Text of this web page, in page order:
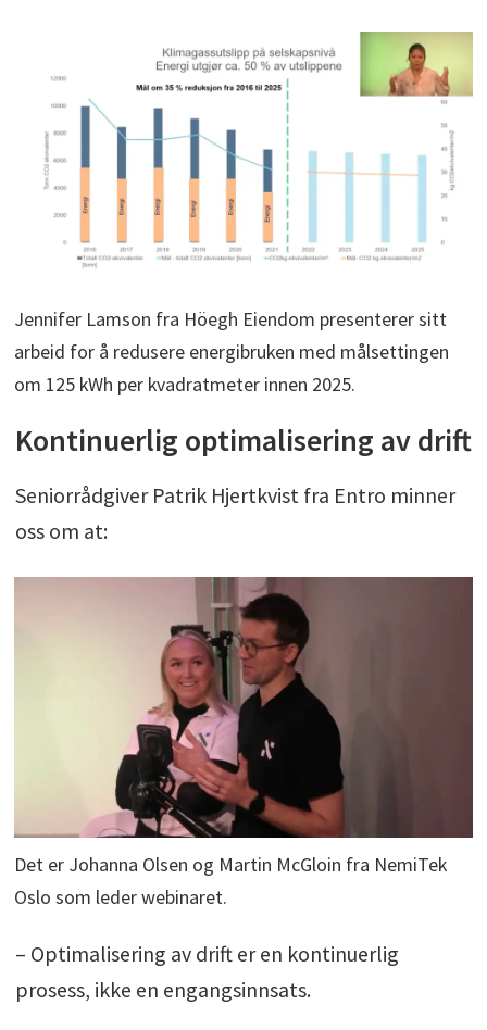
Jennifer Lamson fra Höegh Eiendom presenterer sitt
arbeid for å redusere energibruken med målsettingen
om 125 kWh per kvadratmeter innen 2025.
Kontinuerlig optimalisering av drift
Seniorrådgiver Patrik Hjertkvist fra Entro minner
oss om at:
Det er Johanna Olsen og Martin McGloin fra NemiTek
Oslo som leder webinaret.
– Optimalisering av drift er en kontinuerlig
prosess, ikke en engangsinnsats.